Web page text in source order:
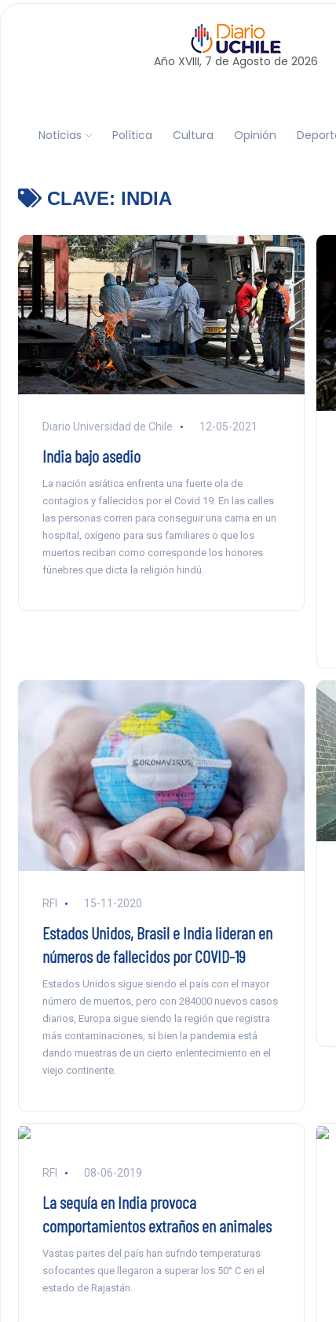
Año XVIII, 7 de Agosto de 2026
Noticias Política Cultura Opinión
CLAVE: INDIA
Diario Universidad de Chile 12-05-2021
India bajo asedio
La nación asiática enfrenta una fuerte ola de
contagios y fallecidos por el Covid 19. En las calles
las personas corren para conseguir una cama en un
hospital, oxígeno para sus familiares o que los
muertos reciban como corresponde los honores
fúnebres que dicta la religión hindú.
RFI 15-11-2020
Estados Unidos, Brasil e India lideran en
números de fallecidos por COVID-19
Estados Unidos sigue siendo el país con el mayor
número de muertos, pero con 284000 nuevos casos
diarios, Europa sigue siendo la región que registra
más contaminaciones, si bien la pandemia está
dando muestras de un cierto enlentecimiento en el
viejo continente.
RFI 08-06-2019
La sequía en India provoca
comportamientos extraños en animales
Vastas partes del país han sufrido temperaturas
sofocantes que llegaron a superar los 50° C en el
estado de Rajastán.